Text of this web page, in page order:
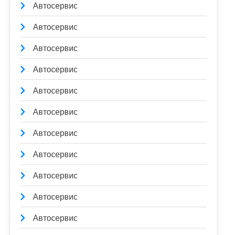
Автосервис
Автосервис
Автосервис
Автосервис
Автосервис
Автосервис
Автосервис
Автосервис
Автосервис
Автосервис
Автосервис